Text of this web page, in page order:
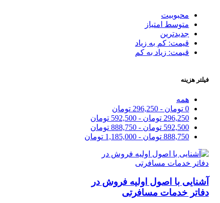
محبوبیت
متوسط امتیاز
جدیدترین
قیمت: کم به زیاد
قیمت: زیاد به کم
فیلتر هزینه
همه
0 تومان -
296,250 تومان
296,250 تومان -
592,500 تومان
592,500 تومان -
888,750 تومان
888,750 تومان -
1,185,000 تومان
آشنایی با اصول اولیه فروش در
دفاتر خدمات مسافرتی